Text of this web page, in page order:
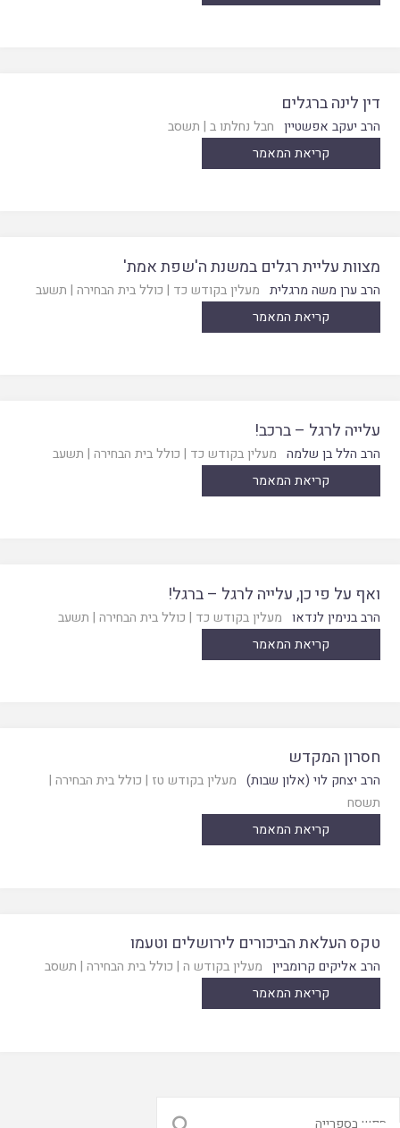
דין לינה ברגלים
הרב יעקב אפשטיין חבל נחלתו ב | תשסב
קריאת המאמר
מצוות עליית רגלים במשנת ה'שפת אמת'
הרב ערן משה מרגלית מעלין בקודש כד | כולל בית הבחירה | תשעב
קריאת המאמר
עלייה לרגל – ברכב!
הרב הלל בן שלמה מעלין בקודש כד | כולל בית הבחירה | תשעב
קריאת המאמר
ואף על פי כן, עלייה לרגל – ברגל!
הרב בנימין לנדאו מעלין בקודש כד | כולל בית הבחירה | תשעב
קריאת המאמר
חסרון המקדש
הרב יצחק לוי (אלון שבות) מעלין בקודש טז | כולל בית הבחירה |
תשסח
קריאת המאמר
טקס העלאת הביכורים לירושלים וטעמו
הרב אליקים קרומביין מעלין בקודש ה | כולל בית הבחירה | תשסב
קריאת המאמר